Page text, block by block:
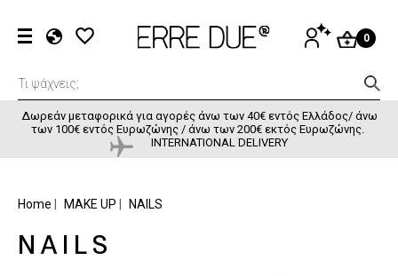
EN
FR
User
ΕΊΣΟΔΟΣ0
Δωρεάν μεταφορικά για αγορές άνω των 40€ εντός Ελλάδος/ άνω
των 100€ εντός Ευρωζώνης / άνω των 200€ εκτός Ευρωζώνης.
INTERNATIONAL DELIVERY
BREADCRUMB
Home MAKE UP NAILS
NAILS